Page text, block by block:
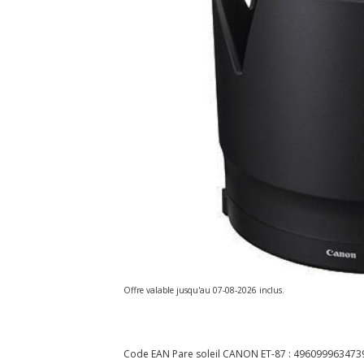
Offre valable jusqu'au 07-08-2026 inclus.
Code EAN Pare soleil CANON ET-87 :